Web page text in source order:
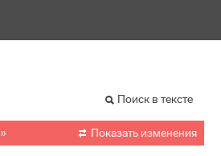
Поиск в тексте
»  Показать изменения